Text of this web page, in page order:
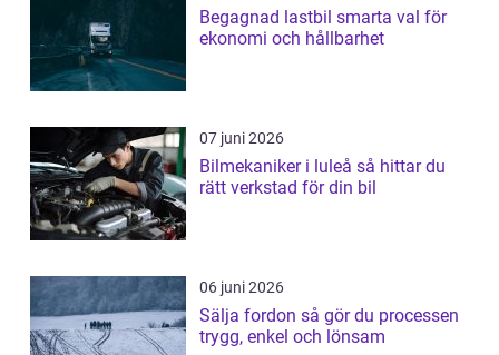
Begagnad lastbil smarta val för
ekonomi och hållbarhet
07 juni 2026
Bilmekaniker i luleå så hittar du
rätt verkstad för din bil
06 juni 2026
Sälja fordon så gör du processen
trygg, enkel och lönsam